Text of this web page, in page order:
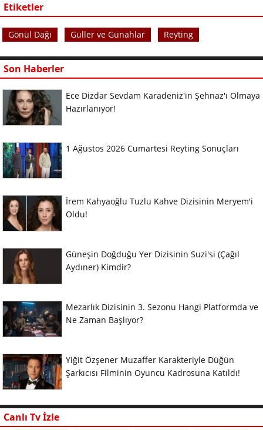
Etiketler
Gönül Dağı Güller ve Günahlar Reyting
Son Haberler
Ece Dizdar Sevdam Karadeniz'in Şehnaz'ı Olmaya
Hazırlanıyor!
1 Ağustos 2026 Cumartesi Reyting Sonuçları
İrem Kahyaoğlu Tuzlu Kahve Dizisinin Meryem'i
Oldu!
Güneşin Doğduğu Yer Dizisinin Suzi'si (Çağıl
Aydıner) Kimdir?
Mezarlık Dizisinin 3. Sezonu Hangi Platformda ve
Ne Zaman Başlıyor?
Yiğit Özşener Muzaffer Karakteriyle Düğün
Şarkıcısı Filminin Oyuncu Kadrosuna Katıldı!
Canlı Tv İzle